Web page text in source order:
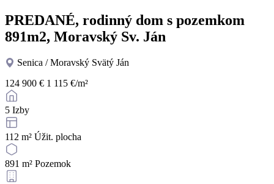
PREDANÉ, rodinný dom s pozemkom
891m2, Moravský Sv. Ján
Senica / Moravský Svätý Ján
124 900 € 1 115 €/m²
5 Izby
112 m² Úžit. plocha
891 m² Pozemok